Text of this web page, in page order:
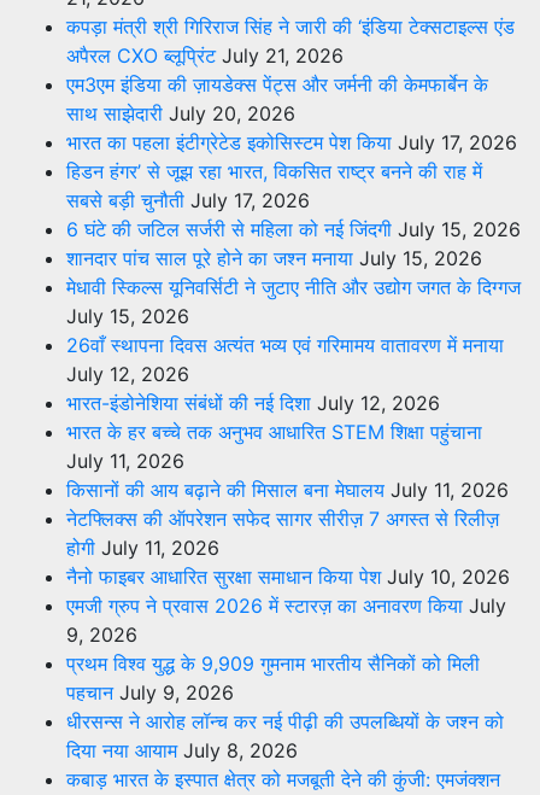
कपड़ा मंत्री श्री गिरिराज सिंह ने जारी की ‘इंडिया टेक्सटाइल्स एंड
अपैरल CXO ब्लूप्रिंट July 21, 2026
एम3एम इंडिया की ज़ायडेक्स पेंट्स और जर्मनी की केमफार्बेन के
साथ साझेदारी July 20, 2026
भारत का पहला इंटीग्रेटेड इकोसिस्टम पेश किया July 17, 2026
हिडन हंगर’ से जूझ रहा भारत, विकसित राष्ट्र बनने की राह में
सबसे बड़ी चुनौती July 17, 2026
6 घंटे की जटिल सर्जरी से महिला को नई जिंदगी July 15, 2026
शानदार पांच साल पूरे होने का जश्न मनाया July 15, 2026
मेधावी स्किल्स यूनिवर्सिटी ने जुटाए नीति और उद्योग जगत के दिग्गज
July 15, 2026
26वाँ स्थापना दिवस अत्यंत भव्य एवं गरिमामय वातावरण में मनाया
July 12, 2026
भारत-इंडोनेशिया संबंधों की नई दिशा July 12, 2026
भारत के हर बच्चे तक अनुभव आधारित STEM शिक्षा पहुंचाना
July 11, 2026
किसानों की आय बढ़ाने की मिसाल बना मेघालय July 11, 2026
नेटफ्लिक्स की ऑपरेशन सफेद सागर सीरीज़ 7 अगस्त से रिलीज़
होगी July 11, 2026
नैनो फाइबर आधारित सुरक्षा समाधान किया पेश July 10, 2026
एमजी ग्रुप ने प्रवास 2026 में स्टारज़ का अनावरण किया July
9, 2026
प्रथम विश्व युद्ध के 9,909 गुमनाम भारतीय सैनिकों को मिली
पहचान July 9, 2026
धीरसन्स ने आरोह लॉन्च कर नई पीढ़ी की उपलब्धियों के जश्न को
दिया नया आयाम July 8, 2026
कबाड़ भारत के इस्पात क्षेत्र को मजबूती देने की कुंजी: एमजंक्शन